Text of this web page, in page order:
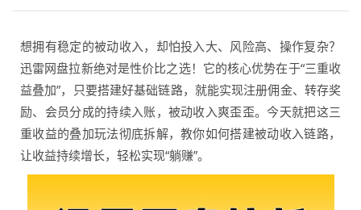
想拥有稳定的被动收入，却怕投入大、风险高、操作复杂？
迅雷网盘拉新绝对是性价比之选！它的核心优势在于“三重收
益叠加”，只要搭建好基础链路，就能实现注册佣金、转存奖
励、会员分成的持续入账，被动收入爽歪歪。今天就把这三
重收益的叠加玩法彻底拆解，教你如何搭建被动收入链路，
让收益持续增长，轻松实现“躺赚”。